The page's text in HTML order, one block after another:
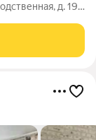
д. 19,
планировка